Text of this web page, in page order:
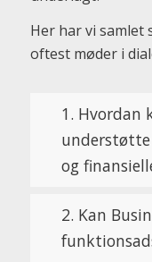
Her har vi samlet
oftest møder i
1. Hvordan
og
2. Kan